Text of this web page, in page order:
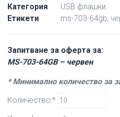
Категория
USB флашки
Етикети
ms-703-64gb,
Запитване за оферта за:
MS-703-64GB – червен
* Минимално количество за
Количество:*